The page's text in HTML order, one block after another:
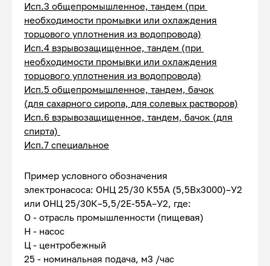
Исп.3 общепромышленное, тандем (при
необходимости промывки или охлаждения
торцового уплотнения из водопровода)
Исп.4 взрывозащищенное, тандем (при
необходимости промывки или охлаждения
торцового уплотнения из водопровода)
Исп.5 общепромышленное, тандем, бачок
(для сахарного сиропа, для солевых растворов)
Исп.6 взрывозащищенное, тандем, бачок (для
спирта)
Исп.7 специальное
Пример условного обозначения
электронасоса: ОНЦ 25/30 К55А (5,5Вх3000)–У2
или ОНЦ 25/30К–5,5/2Е-55А–У2, где:
О - отрасль промышленности (пищевая)
Н - насос
Ц - центробежный
25 - номинальная подача, м3 /час